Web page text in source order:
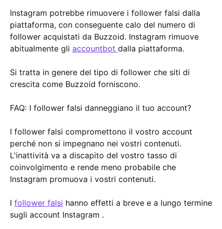
Instagram potrebbe rimuovere i follower falsi dalla
piattaforma, con conseguente calo del numero di
follower acquistati da Buzzoid. Instagram rimuove
abitualmente gli accountbot dalla piattaforma.
Si tratta in genere del tipo di follower che siti di
crescita come Buzzoid forniscono.
FAQ: I follower falsi danneggiano il tuo account?
I follower falsi compromettono il vostro account
perché non si impegnano nei vostri contenuti.
L'inattività va a discapito del vostro tasso di
coinvolgimento e rende meno probabile che
Instagram promuova i vostri contenuti.
I follower falsi hanno effetti a breve e a lungo termine
sugli account Instagram .